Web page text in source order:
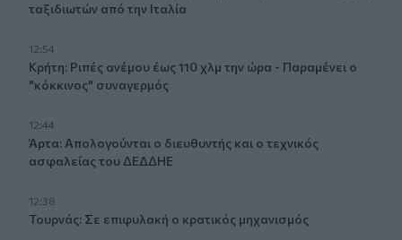
ταξιδιωτών από την Ιταλία
12:54
Κρήτη: Ριπές ανέμου έως 110 χλμ την ώρα - Παραμένει ο
"κόκκινος" συναγερμός
12:44
Άρτα: Απολογούνται ο διευθυντής και ο τεχνικός
ασφαλείας του ΔΕΔΔΗΕ
12:38
Τουρνάς: Σε επιφυλακή ο κρατικός μηχανισμός